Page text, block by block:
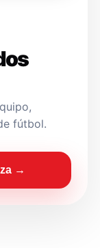
fútbol.
→